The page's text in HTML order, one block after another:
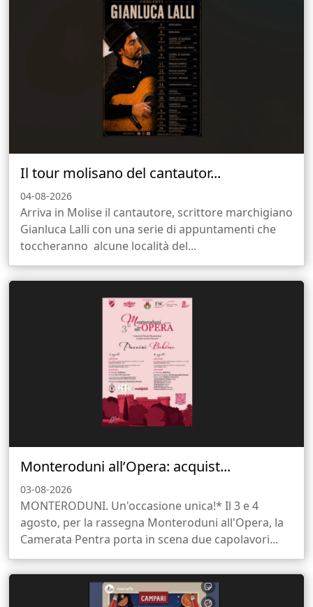
Il tour molisano del cantautor...
04-08-2026
Arriva in Molise il cantautore, scrittore marchigiano
Gianluca Lalli con una serie di appuntamenti che
toccheranno alcune località del...
Monteroduni all’Opera: acquist...
03-08-2026
MONTERODUNI. Un'occasione unica!* Il 3 e 4
agosto, per la rassegna Monteroduni all'Opera, la
Camerata Pentra porta in scena due capolavori...